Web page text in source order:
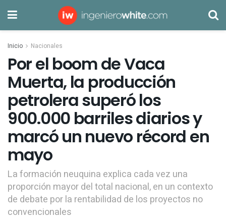
Inicio Nacionales
Por el boom de Vaca
Muerta, la producción
petrolera superó los
900.000 barriles diarios y
marcó un nuevo récord en
mayo
La formación neuquina explica cada vez una
proporción mayor del total nacional, en un contexto
de debate por la rentabilidad de los proyectos no
convencionales